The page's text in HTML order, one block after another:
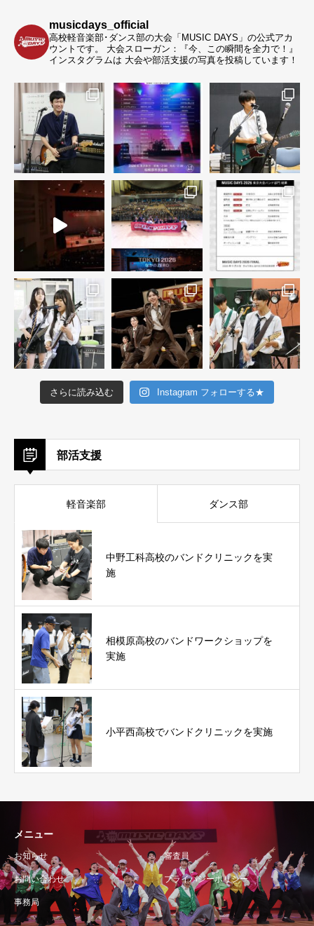
musicdays_official
高校軽音楽部･ダンス部の大会「MUSIC DAYS」の公式アカ
ウントです。
大会スローガン：『今、この瞬間を全力で！』
インスタグラムは 大会や部活支援の写真を投稿しています！
さらに読み込む Instagram フォローする★
部活支援
軽音楽部 ダンス部
中野工科高校のバンドクリニックを実
施
相模原高校のバンドワークショップを
実施
小平西高校でバンドクリニックを実施
メニュー
お知らせ 審査員
お問い合わせ プライバシーポリシー
事務局